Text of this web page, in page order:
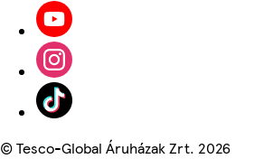
©Tesco-Global Áruházak Zrt. 2026